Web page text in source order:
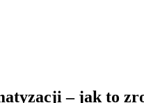
– jak to